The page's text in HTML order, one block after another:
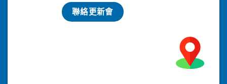
聯絡更新會